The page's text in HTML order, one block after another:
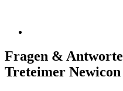
Fragen &
Treteimer